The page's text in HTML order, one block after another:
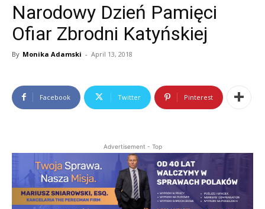
Narodowy Dzień Pamięci
Ofiar Zbrodni Katyńskiej
By Monika Adamski - April 13, 2018
Facebook Twitter Pinterest
Advertisement - Top